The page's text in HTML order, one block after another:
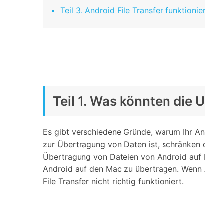
Teil 3. Android File Transfer
Teil 1. Was könnten die
Es gibt verschiedene Gründe, warum Ihr
zur Übertragung von Daten ist,
Übertragung von Dateien von Android auf
Android auf den Mac zu übertragen.
File Transfer nicht richtig funktioniert.